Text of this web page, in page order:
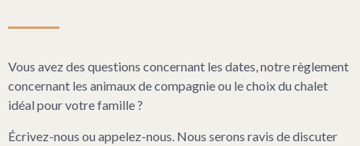
Vous avez des questions concernant les dates, notre règlement
concernant les animaux de compagnie ou le choix du chalet
idéal pour votre famille ?
Écrivez-nous ou appelez-nous. Nous serons ravis de discuter